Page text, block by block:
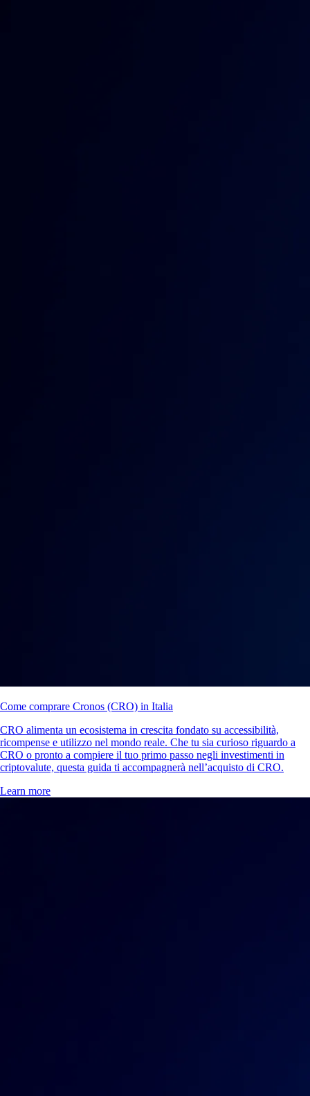
Come comprare Cronos (CRO) in Italia
CRO alimenta un ecosistema in crescita fondato su accessibilità,
ricompense e utilizzo nel mondo reale. Che tu sia curioso riguardo a
CRO o pronto a compiere il tuo primo passo negli investimenti in
criptovalute, questa guida ti accompagnerà nell’acquisto di CRO.
Learn more